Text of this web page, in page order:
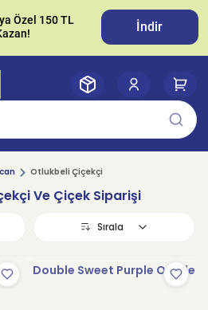
Özel 150 TL
İndir
Otlukbeli Çiçekçi
Ve Çiçek Siparişi
Sırala
Double Sweet Purple Orkide